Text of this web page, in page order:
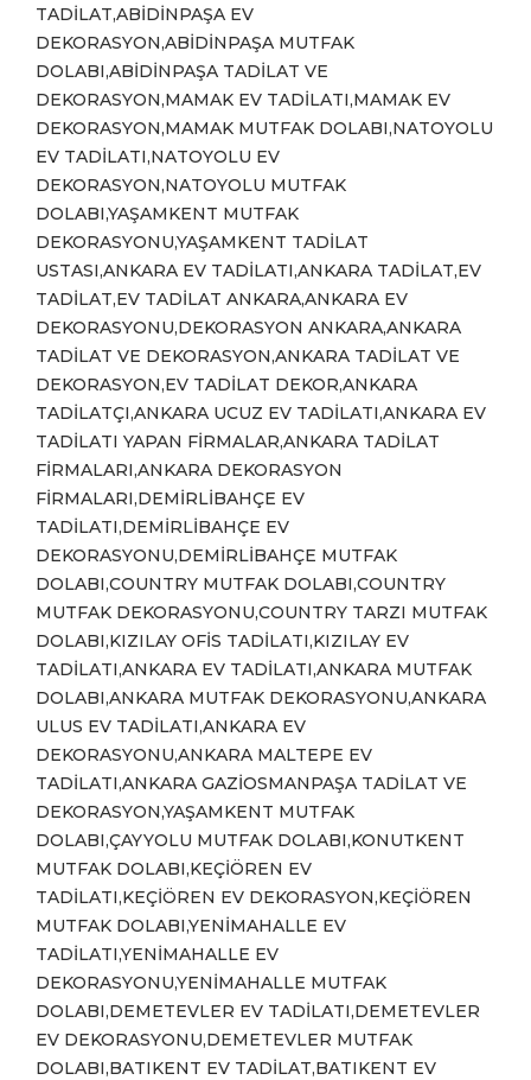
TADİLAT,ABİDİNPAŞA EV
DEKORASYON,ABİDİNPAŞA MUTFAK
DOLABI,ABİDİNPAŞA TADİLAT VE
DEKORASYON,MAMAK EV TADİLATI,MAMAK EV
DEKORASYON,MAMAK MUTFAK DOLABI,NATOYOLU
EV TADİLATI,NATOYOLU EV
DEKORASYON,NATOYOLU MUTFAK
DOLABI,YAŞAMKENT MUTFAK
DEKORASYONU,YAŞAMKENT TADİLAT
USTASI,ANKARA EV TADİLATI,ANKARA TADİLAT,EV
TADİLAT,EV TADİLAT ANKARA,ANKARA EV
DEKORASYONU,DEKORASYON ANKARA,ANKARA
TADİLAT VE DEKORASYON,ANKARA TADİLAT VE
DEKORASYON,EV TADİLAT DEKOR,ANKARA
TADİLATÇI,ANKARA UCUZ EV TADİLATI,ANKARA EV
TADİLATI YAPAN FİRMALAR,ANKARA TADİLAT
FİRMALARI,ANKARA DEKORASYON
FİRMALARI,DEMİRLİBAHÇE EV
TADİLATI,DEMİRLİBAHÇE EV
DEKORASYONU,DEMİRLİBAHÇE MUTFAK
DOLABI,COUNTRY MUTFAK DOLABI,COUNTRY
MUTFAK DEKORASYONU,COUNTRY TARZI MUTFAK
DOLABI,KIZILAY OFİS TADİLATI,KIZILAY EV
TADİLATI,ANKARA EV TADİLATI,ANKARA MUTFAK
DOLABI,ANKARA MUTFAK DEKORASYONU,ANKARA
ULUS EV TADİLATI,ANKARA EV
DEKORASYONU,ANKARA MALTEPE EV
TADİLATI,ANKARA GAZİOSMANPAŞA TADİLAT VE
DEKORASYON,YAŞAMKENT MUTFAK
DOLABI,ÇAYYOLU MUTFAK DOLABI,KONUTKENT
MUTFAK DOLABI,KEÇİÖREN EV
TADİLATI,KEÇİÖREN EV DEKORASYON,KEÇİÖREN
MUTFAK DOLABI,YENİMAHALLE EV
TADİLATI,YENİMAHALLE EV
DEKORASYONU,YENİMAHALLE MUTFAK
DOLABI,DEMETEVLER EV TADİLATI,DEMETEVLER
EV DEKORASYONU,DEMETEVLER MUTFAK
DOLABI,BATIKENT EV TADİLAT,BATIKENT EV